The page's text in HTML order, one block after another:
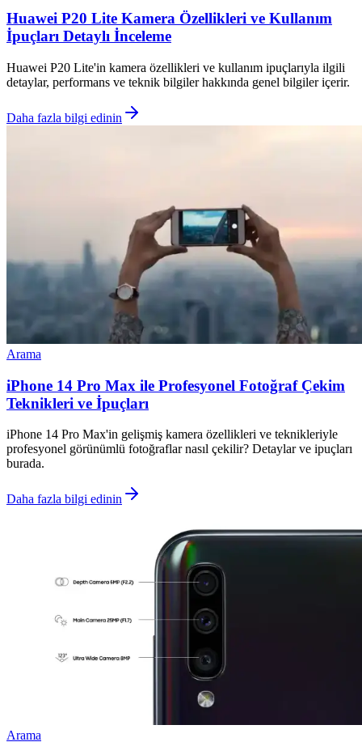
Huawei P20 Lite Kamera Özellikleri ve Kullanım
İpuçları Detaylı İnceleme
Huawei P20 Lite'in kamera özellikleri ve kullanım ipuçlarıyla ilgili
detaylar, performans ve teknik bilgiler hakkında genel bilgiler içerir.
Daha fazla bilgi edinin
Arama
iPhone 14 Pro Max ile Profesyonel Fotoğraf Çekim
Teknikleri ve İpuçları
iPhone 14 Pro Max'in gelişmiş kamera özellikleri ve teknikleriyle
profesyonel görünümlü fotoğraflar nasıl çekilir? Detaylar ve ipuçları
burada.
Daha fazla bilgi edinin
Arama